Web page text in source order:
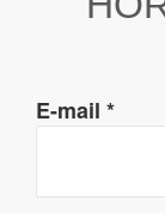
E-mail *